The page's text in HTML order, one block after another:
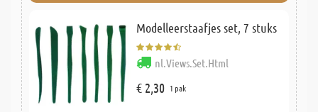
Modelleerstaafjes set, 7 stuks
nl.Views.Set.Html
€ 2,30 1 pak